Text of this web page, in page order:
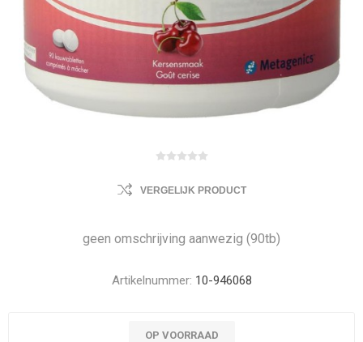
VERGELIJK PRODUCT
geen omschrijving aanwezig (90tb)
Artikelnummer: 10-946068
OP VOORRAAD